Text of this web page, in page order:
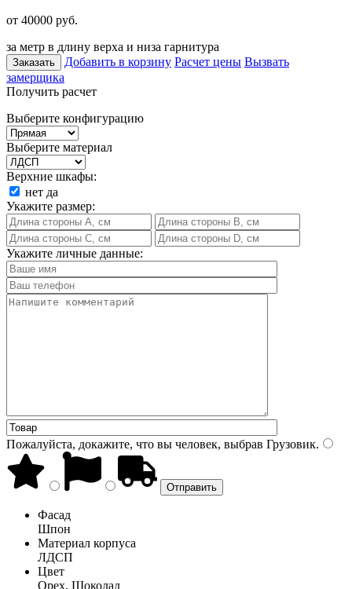
от 40000 руб.
за метр в длину верха и низа гарнитура
Заказать Добавить в корзину Расчет цены Вызвать
замерщика
Получить расчет
Выберите конфигурацию
Выберите материал
Верхние шкафы:
нет да
Укажите размер:
Укажите личные данные:
Пожалуйста, докажите, что вы человек, выбрав Грузовик.
Фасад
Шпон
Материал корпуса
ЛДСП
Цвет
Орех, Шоколад